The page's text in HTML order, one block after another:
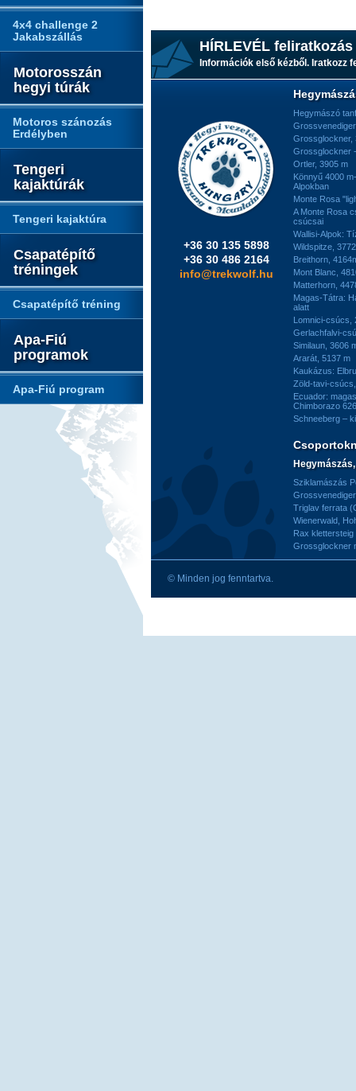
4x4 challenge 2
Jakabszállás
Motorosszán
hegyi túrák
Motoros szánozás
Erdélyben
Tengeri
kajaktúrák
Tengeri kajaktúra
Csapatépítő
tréningek
Csapatépítő tréning
Apa-Fiú
programok
Apa-Fiú program
HÍRLEVÉL feliratkozás
Információk első kézből. Iratkozz
+36 30 135 5898
+36 30 486 2164
info@trekwolf.hu
Hegymászó
Grossglockner,
Grossglockner
Ortler, 3905 m
Könnyű 4000
Alpokban
Monte Rosa
A Monte Rosa
csúcsai
Wallisi-Alpok:
Wildspitze,
Breithorn,
Mont Blanc,
Matterhorn,
Magas-Tátra:
alatt
Lomnici-csúcs,
Gerlachfalvi-
Similaun, 3606
Ararát, 5137 m
Kaukázus:
Zöld-tavi-
Ecuador:
Chimborazo
Schneeberg –
Sziklamászás
Triglav ferrata
Wienerwald,
Rax
Grossglockner
© Minden jog fenntartva.